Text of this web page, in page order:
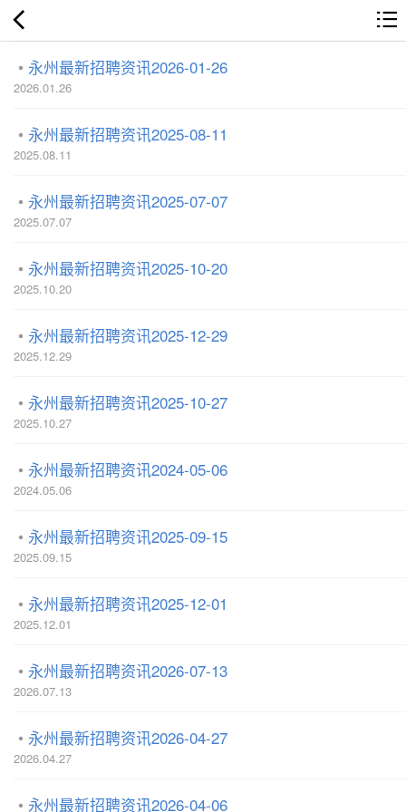
永州最新招聘资讯2026-01-26
2026.01.26
永州最新招聘资讯2025-08-11
2025.08.11
永州最新招聘资讯2025-07-07
2025.07.07
永州最新招聘资讯2025-10-20
2025.10.20
永州最新招聘资讯2025-12-29
2025.12.29
永州最新招聘资讯2025-10-27
2025.10.27
永州最新招聘资讯2024-05-06
2024.05.06
永州最新招聘资讯2025-09-15
2025.09.15
永州最新招聘资讯2025-12-01
2025.12.01
永州最新招聘资讯2026-07-13
2026.07.13
永州最新招聘资讯2026-04-27
2026.04.27
永州最新招聘资讯2026-04-06